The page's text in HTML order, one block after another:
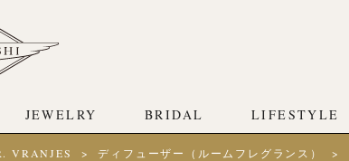
JEWELRY BRIDAL LIFESTYLE
VRANJES ディフューザー（ルームフレグランス）